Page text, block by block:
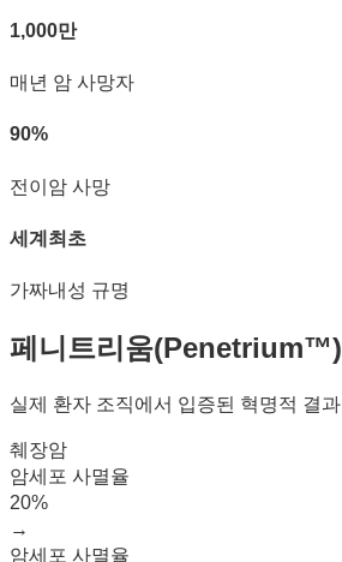
1,000만
매년 암 사망자
90%
전이암 사망
세계최초
가짜내성 규명
페니트리움(Penetrium™)
실제 환자 조직에서 입증된 혁명적 결과
췌장암
암세포 사멸율
20%
→
암세포 사멸율